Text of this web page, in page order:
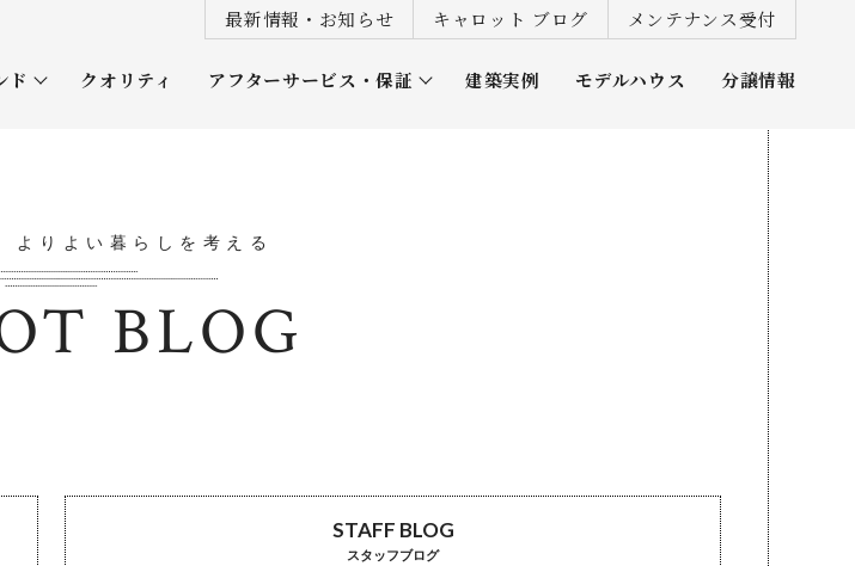
最新情報・お知らせ キャロット ブログ メンテナンス受付
ド
屋
クオリティ アフターサービス・保証 建築実例 モデルハウス 分譲情報
よりよい暮らしを考える
BLOG
STAFF BLOG
スタッフブログ